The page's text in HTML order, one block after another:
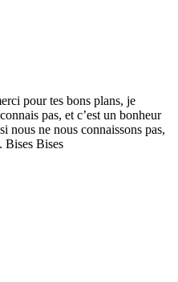
pour tes bons plans, je
pas, et c’est un bonheur
nous ne nous connaissons pas,
Bises Bises